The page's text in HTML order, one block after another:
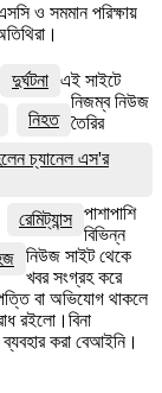
ও সমমান পরিক্ষায়
দুর্ঘটনা
নিহত
চ্যানেল এস'র
রেমিট্যান্স
এই সাইটে
নিজম্ব নিউজ
তৈরির
পাশাপাশি
বিভিন্ন
নিউজ সাইট থেকে
খবর সংগ্রহ করে
বা অভিযোগ থাকলে
রইলো।বিনা
করা বেআইনি।